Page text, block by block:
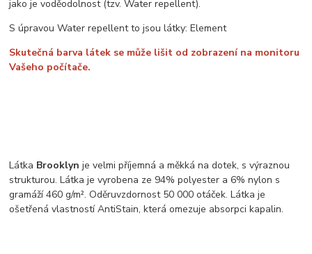
jako je voděodolnost (tzv. Water repellent).
S úpravou Water repellent to jsou látky: Element
Skutečná barva látek se může lišit od zobrazení na monitoru
Vašeho počítače.
Látka Brooklyn je velmi příjemná a měkká na dotek, s výraznou
strukturou. Látka je vyrobena ze 94% polyester a 6% nylon s
gramáží 460 g/m². Oděruvzdornost 50 000 otáček. Látka je
ošetřená vlastností AntiStain, která omezuje absorpci kapalin.